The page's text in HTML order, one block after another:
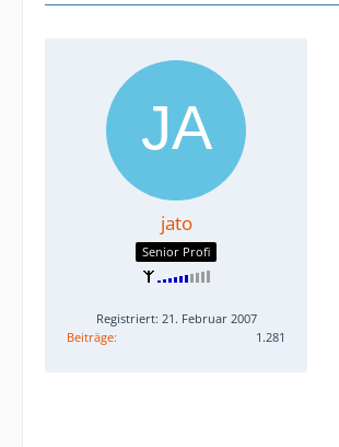
jato
Senior Profi
Registriert: 21. Februar 2007
Beiträge
1.281